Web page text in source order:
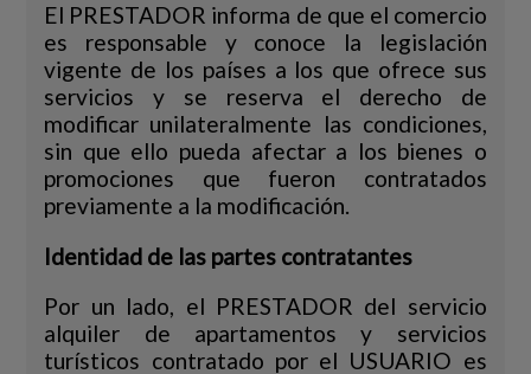
El PRESTADOR informa de que el comercio
es responsable y conoce la legislación
vigente de los países a los que ofrece sus
servicios y se reserva el derecho de
modificar unilateralmente las condiciones,
sin que ello pueda afectar a los bienes o
promociones que fueron contratados
previamente a la modificación.
Identidad de las partes contratantes
Por un lado, el PRESTADOR del servicio
alquiler de apartamentos y servicios
turísticos contratado por el USUARIO es